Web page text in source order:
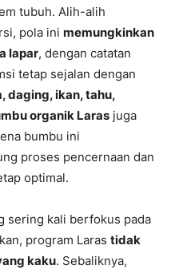
tubuh. Alih-alih
pola ini memungkinkan
lapar, dengan catatan
tetap sejalan dengan
daging, ikan, tahu,
organik Laras juga
bumbu ini
proses pencernaan dan
optimal.
sering kali berfokus pada
program Laras tidak
kaku. Sebaliknya,